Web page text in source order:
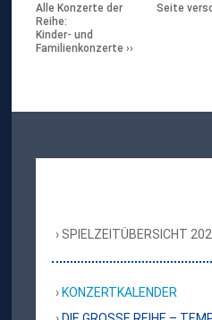
Alle Konzerte der
Reihe:
Kinder- und
Familienkonzerte
Seite
SPIELZEITÜBERSICHT
KONZERTKALENDER